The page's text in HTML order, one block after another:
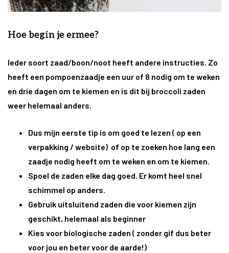
Hoe begin je ermee?
Ieder soort zaad/boon/noot heeft andere instructies. Zo
heeft een pompoenzaadje een uur of 8 nodig om te weken
en drie dagen om te kiemen en is dit bij broccoli zaden
weer helemaal anders.
Dus mijn eerste tip is om goed te lezen ( op een
verpakking / website) of op te zoeken hoe lang een
zaadje nodig heeft om te weken en om te kiemen.
Spoel de zaden elke dag goed. Er komt heel snel
schimmel op anders.
Gebruik uitsluitend zaden die voor kiemen zijn
geschikt, helemaal als beginner
Kies voor biologische zaden ( zonder gif dus beter
voor jou en beter voor de aarde!)